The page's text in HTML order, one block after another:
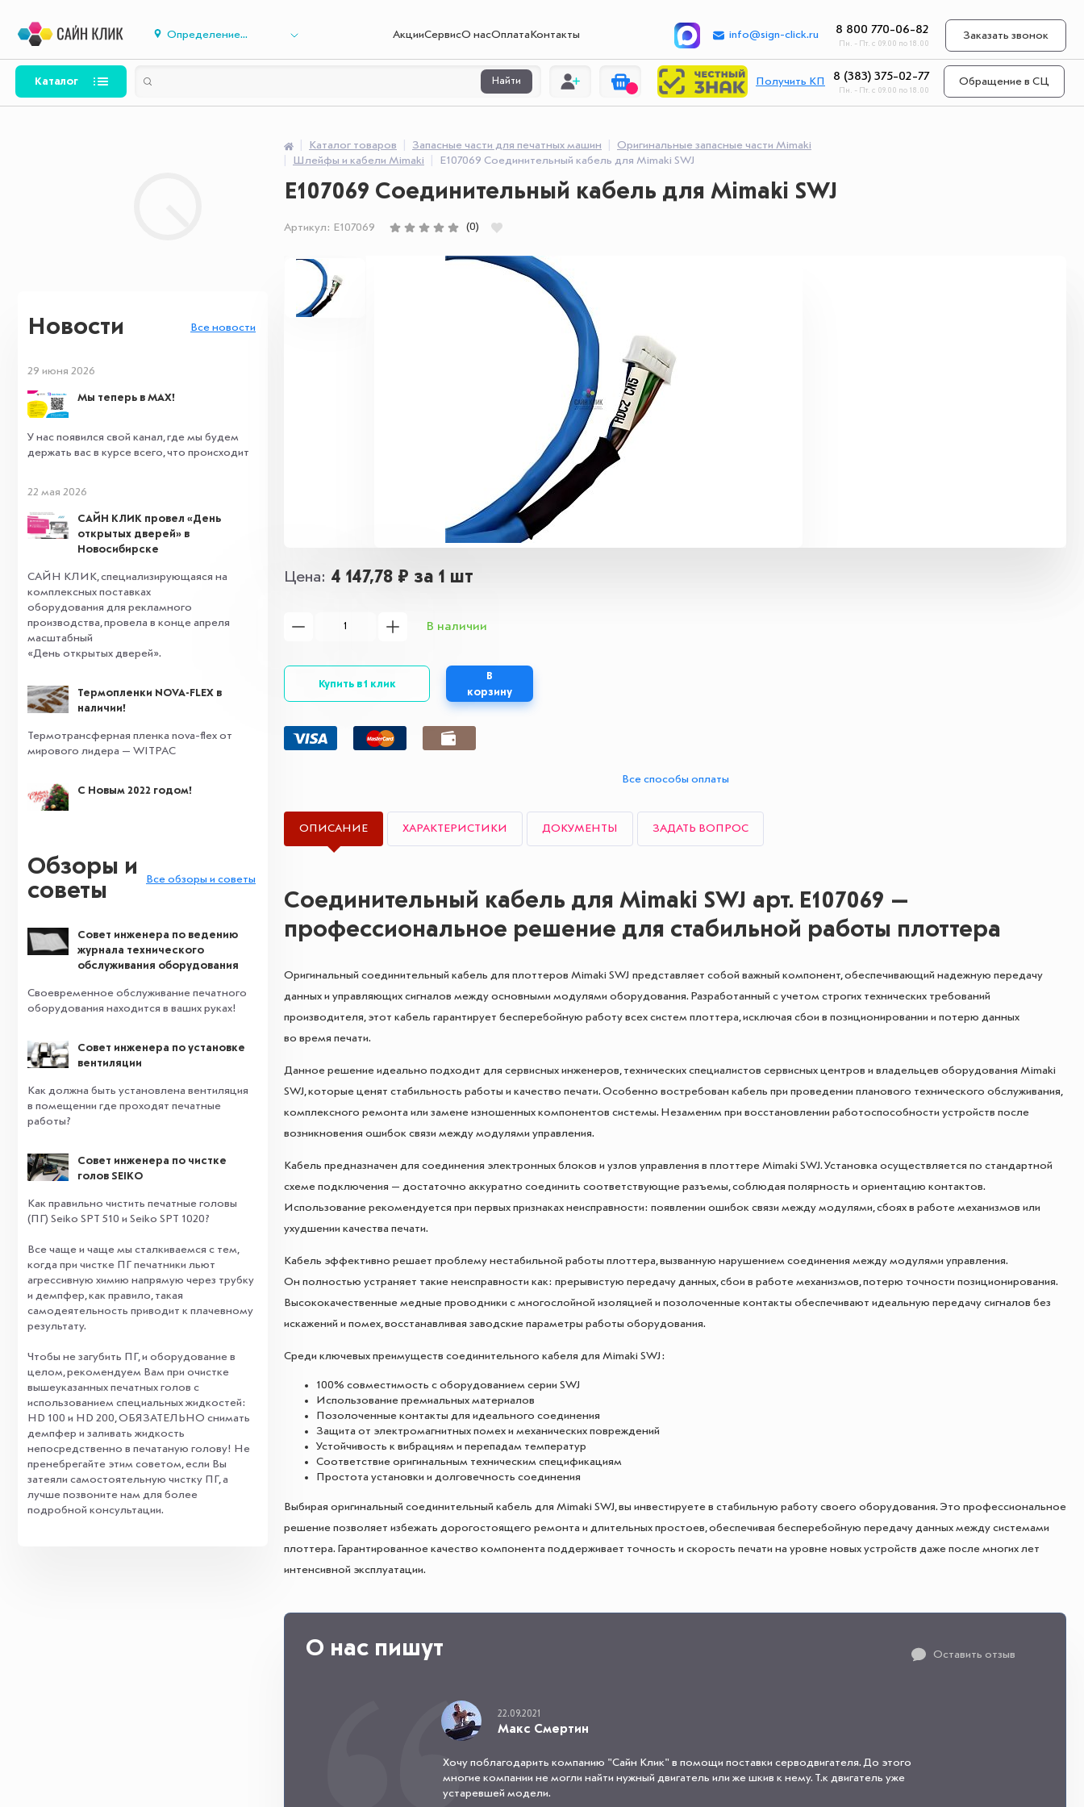
Определение... АкцииСервисО насОплата Контакты info@sign-click.ru 8 800 770-06-82
Пн. - Пт. с 09.00 по 18.00
Заказать звонок
Каталог Найти Получить КП 8 (383) 375-02-77
Пн. - Пт. с 09.00 по 18.00
Обращение в СЦ
Новости Все новости
29 июня 2026
Мы теперь в MAX!
У нас появился свой канал, где мы будем
держать вас в курсе всего, что происходит
22 мая 2026
САЙН КЛИК провел «День
открытых дверей» в
Новосибирске
САЙН КЛИК, специализирующаяся на
комплексных поставках
оборудования для рекламного
производства, провела в конце апреля
масштабный
«День открытых дверей».
Термопленки NOVA-FLEX в
наличии!
Термотрансферная пленка nova-flex от
мирового лидера — WITPAC
С Новым 2022 годом!
Обзоры и
советы
Все обзоры и советы
Совет инженера по ведению
журнала технического
обслуживания оборудования
Своевременное обслуживание печатного
оборудования находится в ваших руках!
Совет инженера по установке
вентиляции
Как должна быть установлена вентиляция
в помещении где проходят печатные
работы?
Совет инженера по чистке
голов SEIKO
Как правильно чистить печатные головы
(ПГ) Seiko SPT 510 и Seiko SPT 1020?
Все чаще и чаще мы сталкиваемся с тем,
когда при чистке ПГ печатники льют
агрессивную химию напрямую через трубку
и демпфер, как правило, такая
самодеятельность приводит к плачевному
результату.
Чтобы не загубить ПГ, и оборудование в
целом, рекомендуем Вам при очистке
вышеуказанных печатных голов с
использованием специальных жидкостей:
HD 100 и HD 200, ОБЯЗАТЕЛЬНО снимать
демпфер и заливать жидкость
непосредственно в печатаную голову! Не
пренебрегайте этим советом, если Вы
затеяли самостоятельную чистку ПГ, а
лучше позвоните нам для более
подробной консультации.
Каталог товаров Запасные части для печатных машин
Оригинальные запасные части Mimaki
Шлейфы и кабели Mimaki
E107069 Соединительный кабель для Mimaki SWJ
E107069 Соединительный кабель для Mimaki SWJ
Артикул: E107069 (0)
Цена 4 147,78 ₽ за 1 шт
В наличии
Купить в 1 клик
В
корзину
Все способы оплаты
ОПИСАНИЕ ХАРАКТЕРИСТИКИ ДОКУМЕНТЫ ЗАДАТЬ ВОПРОС
Соединительный кабель для Mimaki SWJ арт. E107069 —
профессиональное решение для стабильной работы плоттера
Оригинальный соединительный кабель для плоттеров Mimaki SWJ представляет собой важный компонент, обеспечивающий надежную передачу
данных и управляющих сигналов между основными модулями оборудования. Разработанный с учетом строгих технических требований
производителя, этот кабель гарантирует бесперебойную работу всех систем плоттера, исключая сбои в позиционировании и потерю данных
во время печати.
Данное решение идеально подходит для сервисных инженеров, технических специалистов сервисных центров и владельцев оборудования Mimaki
SWJ, которые ценят стабильность работы и качество печати. Особенно востребован кабель при проведении планового технического обслуживания,
комплексного ремонта или замене изношенных компонентов системы. Незаменим при восстановлении работоспособности устройств после
возникновения ошибок связи между модулями управления.
Кабель предназначен для соединения электронных блоков и узлов управления в плоттере Mimaki SWJ. Установка осуществляется по стандартной
схеме подключения — достаточно аккуратно соединить соответствующие разъемы, соблюдая полярность и ориентацию контактов.
Использование рекомендуется при первых признаках неисправности: появлении ошибок связи между модулями, сбоях в работе механизмов или
ухудшении качества печати.
Кабель эффективно решает проблему нестабильной работы плоттера, вызванную нарушением соединения между модулями управления.
Он полностью устраняет такие неисправности как: прерывистую передачу данных, сбои в работе механизмов, потерю точности позиционирования.
Высококачественные медные проводники с многослойной изоляцией и позолоченные контакты обеспечивают идеальную передачу сигналов без
искажений и помех, восстанавливая заводские параметры работы оборудования.
Среди ключевых преимуществ соединительного кабеля для Mimaki SWJ:
100% совместимость с оборудованием серии SWJ
Использование премиальных материалов
Позолоченные контакты для идеального соединения
Защита от электромагнитных помех и механических повреждений
Устойчивость к вибрациям и перепадам температур
Соответствие оригинальным техническим спецификациям
Простота установки и долговечность соединения
Выбирая оригинальный соединительный кабель для Mimaki SWJ, вы инвестируете в стабильную работу своего оборудования. Это профессиональное
решение позволяет избежать дорогостоящего ремонта и длительных простоев, обеспечивая бесперебойную передачу данных между системами
плоттера. Гарантированное качество компонента поддерживает точность и скорость печати на уровне новых устройств даже после многих лет
интенсивной эксплуатации.
О нас пишут Оставить отзыв
22.09.2021
Макс Смертин
Хочу поблагодарить компанию "Сайн Клик" в помощи поставки серводвигателя. До этого
многие компании не могли найти нужный двигатель или же шкив к нему. Т.к двигатель уже
устаревшей модели.